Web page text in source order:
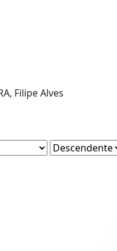
Filipe Alves